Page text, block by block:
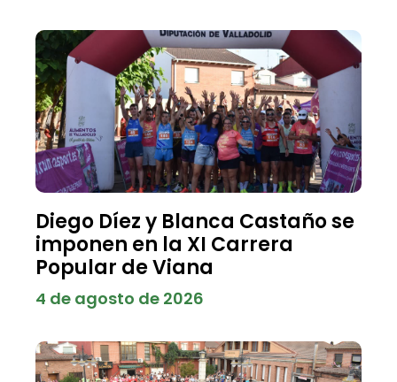
Diego Díez y Blanca Castaño se
imponen en la XI Carrera
Popular de Viana
4 de agosto de 2026